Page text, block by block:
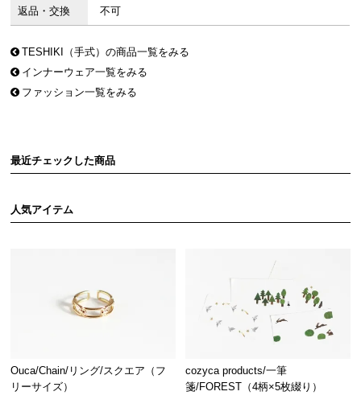
返品・交換 不可
TESHIKI（手式）の商品一覧をみる
インナーウェア一覧をみる
ファッション一覧をみる
最近チェックした商品
人気アイテム
Ouca/Chain/リング/スクエア（フ
リーサイズ）
cozyca products/一筆
箋/FOREST（4柄×5枚綴り）